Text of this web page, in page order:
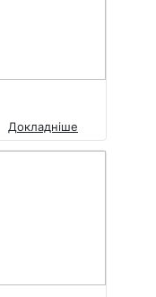
Докладніше